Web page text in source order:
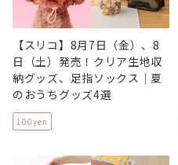
【スリコ】8月7日（金）、8
日（土）発売！クリア生地収
納グッズ、足指ソックス｜夏
のおうちグッズ4選
100yen